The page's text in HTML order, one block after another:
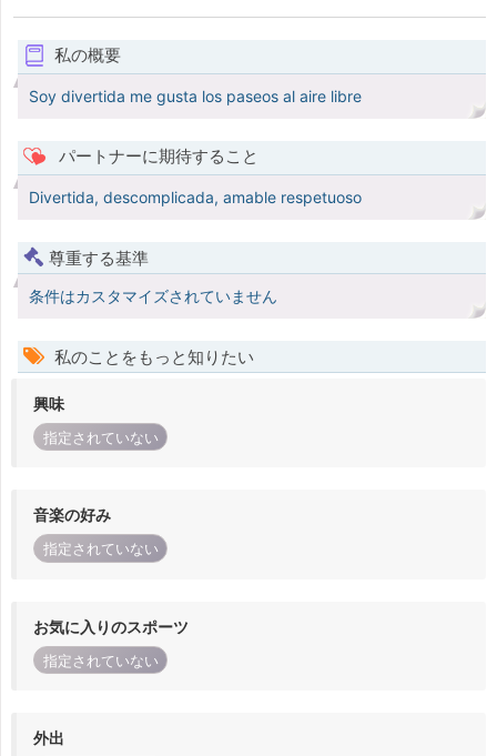
私の概要
Soy divertida me gusta los paseos al aire libre
パートナーに期待すること
Divertida, descomplicada, amable respetuoso
尊重する基準
条件はカスタマイズされていません
私のことをもっと知りたい
興味
指定されていない
音楽の好み
指定されていない
お気に入りのスポーツ
指定されていない
外出